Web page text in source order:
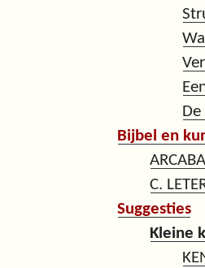
Bijbel en
C.
Suggesties
Kleine